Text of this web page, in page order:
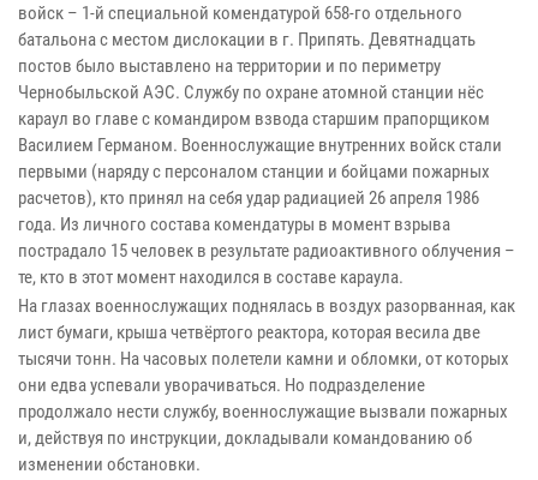
войск – 1-й специальной комендатурой 658-го отдельного
батальона с местом дислокации в г. Припять. Девятнадцать
постов было выставлено на территории и по периметру
Чернобыльской АЭС. Службу по охране атомной станции нёс
караул во главе с командиром взвода старшим прапорщиком
Василием Германом. Военнослужащие внутренних войск стали
первыми (наряду с персоналом станции и бойцами пожарных
расчетов), кто принял на себя удар радиацией 26 апреля 1986
года. Из личного состава комендатуры в момент взрыва
пострадало 15 человек в результате радиоактивного облучения –
те, кто в этот момент находился в составе караула.
На глазах военнослужащих поднялась в воздух разорванная, как
лист бумаги, крыша четвёртого реактора, которая весила две
тысячи тонн. На часовых полетели камни и обломки, от которых
они едва успевали уворачиваться. Но подразделение
продолжало нести службу, военнослужащие вызвали пожарных
и, действуя по инструкции, докладывали командованию об
изменении обстановки.